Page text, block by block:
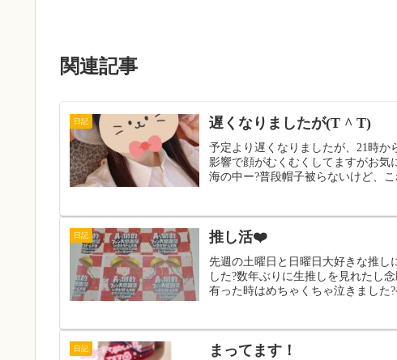
関連記事
日記 遅くなりましたが(T ^ T)
予定より遅くなりましたが、21時
影響で顔がむくむくしてますがお気
海の中ー?普段帽子被らないけど、
日記 推し活❤️
先週の土曜日と日曜日大好きな推し
した?️数年ぶりに生推しを見れたし
有った時はめちゃくちゃ泣きました
日記 まってます！